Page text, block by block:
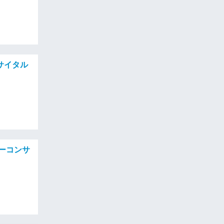
イタル
コンサ